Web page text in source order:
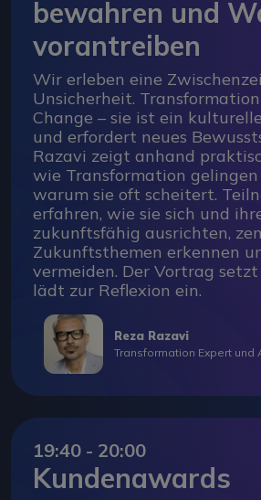
bewahren und
vorantreiben
Wir erleben eine
Unsicherheit.
Change – sie ist ein
und erfordert neues
Razavi zeigt anhand
wie Transformation gelingen
warum sie oft scheitert.
erfahren, wie sie sich und
zukunftsfähig ausrichten,
Zukunftsthemen erkennen
vermeiden. Der Vortrag
lädt zur Reflexion ein.
Reza Razavi
Transformation Expert und
19:40 - 20:00
Kundenawards